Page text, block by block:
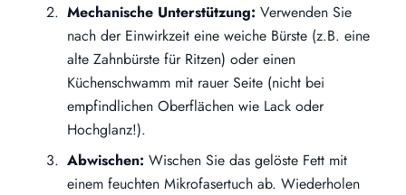
Mechanische Unterstützung: Verwenden Sie
nach der Einwirkzeit eine weiche Bürste (z.B. eine
alte Zahnbürste für Ritzen) oder einen
Küchenschwamm mit rauer Seite (nicht bei
empfindlichen Oberflächen wie Lack oder
Hochglanz!).
Abwischen: Wischen Sie das gelöste Fett mit
einem feuchten Mikrofasertuch ab. Wiederholen